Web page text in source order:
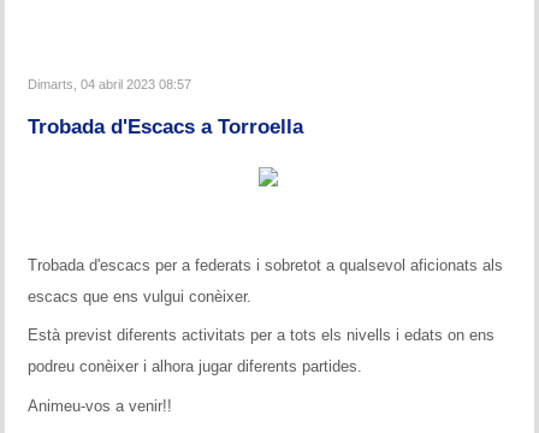
Dimarts, 04 abril 2023 08:57
Trobada d'Escacs a Torroella
Trobada d'escacs per a federats i sobretot a qualsevol aficionats als
escacs que ens vulgui conèixer.
Està previst diferents activitats per a tots els nivells i edats on ens
podreu conèixer i alhora jugar diferents partides.
Animeu-vos a venir!!